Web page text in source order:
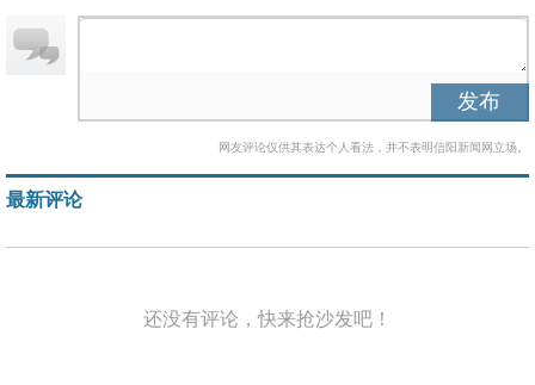
发布
网友评论仅供其表达个人看法，并不表明信阳新闻网立场。
最新评论
还没有评论，快来抢沙发吧！